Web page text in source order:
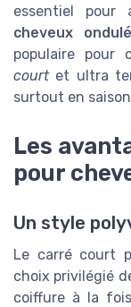
essentiel pour
cheveux
populaire pour
courtet ultra
surtout en
Les
pour
Un style
Le carré court
choix privilégié
coiffure à la